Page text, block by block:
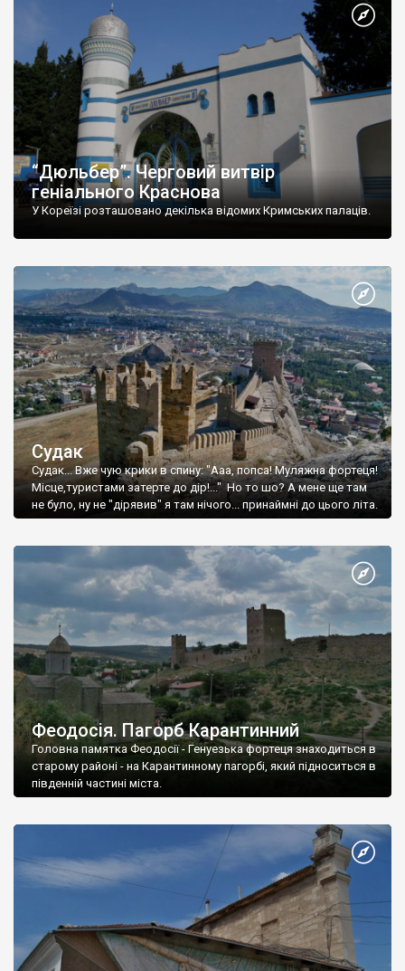
“Дюльбер”. Черговий витвір
геніального Краснова
У Кореїзі розташовано декілька відомих Кримських палаців.
Судак
Судак... Вже чую крики в спину: "Ааа, попса! Муляжна фортеця!
Місце,туристами затерте до дір!..." Но то шо? А мене ще там
не було, ну не "дірявив" я там нічого... принаймні до цього літа.
Феодосія. Пагорб Карантинний
Головна памятка Феодосії - Генуезька фортеця знаходиться в
старому районі - на Карантинному пагорбі, який підноситься в
південній частині міста.